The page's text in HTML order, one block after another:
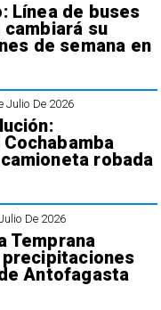
Línea de buses
su
de semana en
Julio De 2026
robada
De 2026
Temprana
Antofagasta